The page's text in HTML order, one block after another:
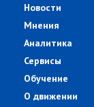
Новости
Мнения
Аналитика
Сервисы
Обучение
О движении